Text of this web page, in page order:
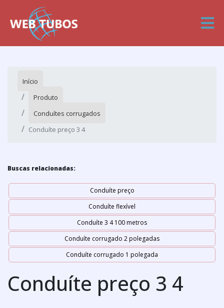
Início
Produto
Conduítes corrugados
Conduíte preço 3 4
Buscas relacionadas:
Conduíte preço
Conduíte flexível
Conduíte 3 4 100 metros
Conduíte corrugado 2 polegadas
Conduíte corrugado 1 polegada
Conduíte preço 3 4